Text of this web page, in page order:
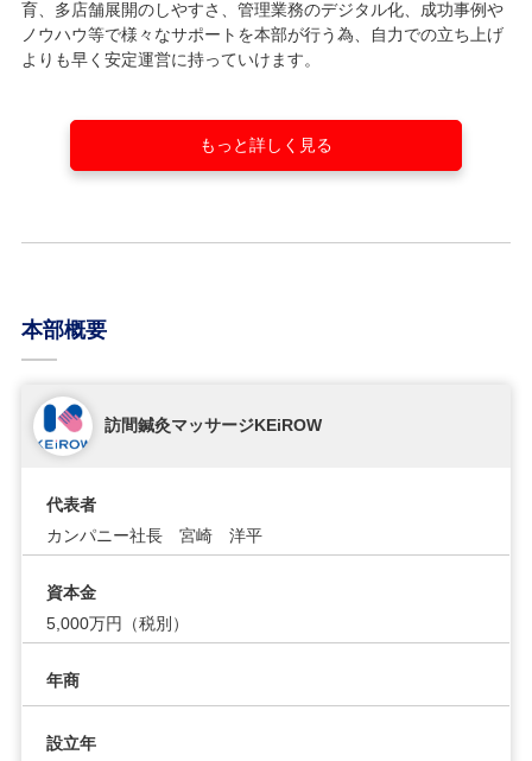
育、多店舗展開のしやすさ、管理業務のデジタル化、成功事例や
ノウハウ等で様々なサポートを本部が行う為、自力での立ち上げ
よりも早く安定運営に持っていけます。
もっと詳しく見る
本部概要
訪間鍼灸マッサージKEiROW
代表者
カンパニー社長 宮崎 洋平
資本金
5,000万円（税別）
年商
設立年